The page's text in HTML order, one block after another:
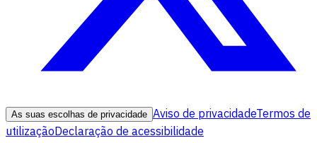
As suas escolhas de privacidade Aviso de privacidadeTermos de
utilizaçãoDeclaração de acessibilidade